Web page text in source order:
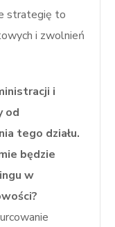
strategię to
i zwolnień
i
od
tego działu.
będzie
w